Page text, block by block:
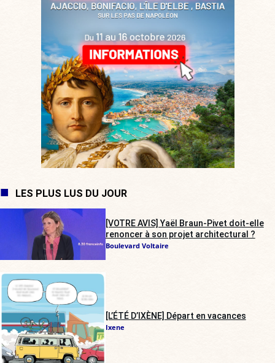
LES PLUS LUS DU JOUR
[VOTRE AVIS] Yaël Braun-Pivet doit-elle
renoncer à son projet architectural ?
Boulevard Voltaire
[L’ÉTÉ D’IXÈNE] Départ en vacances
Ixene